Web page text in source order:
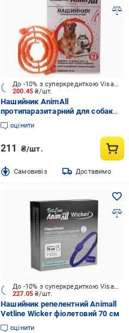
200.45₴/шт.
До -10% з суперкредиткою Visa Вигода
Нашийник AnimAll
протипаразитарний для собак
70см, 69639 шт.
оцінити
211 ₴/шт.
Cамовивіз Доставимо
227.05₴/шт.
До -10% з суперкредиткою Visa Вигода
Нашийник репелентний Animall
Vetline Wicker фіолетовий 70 см
оцінити